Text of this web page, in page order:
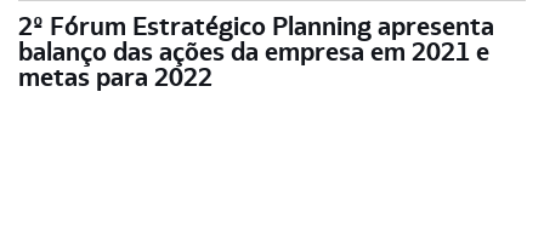
2º Fórum Estratégico Planning apresenta
balanço das ações da empresa em 2021 e
metas para 2022